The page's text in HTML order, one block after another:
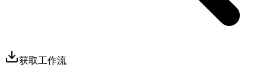
获取工作流